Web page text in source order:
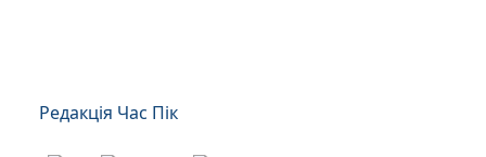
Редакція Час Пік